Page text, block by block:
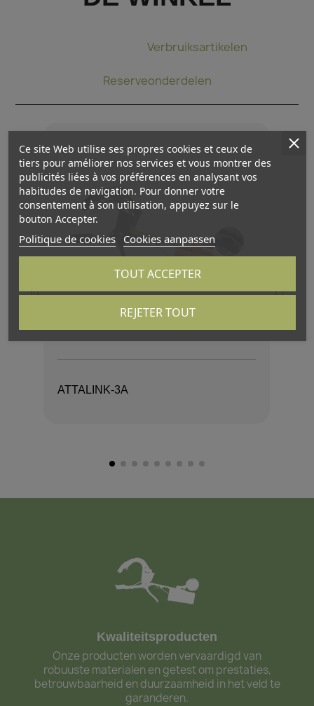
Verbruiksartikelen
Reserveonderdelen
ATTALINK-3A
Kwaliteitsproducten
Onze producten worden vervaardigd van
robuuste materialen en getest om prestaties,
betrouwbaarheid en duurzaamheid in het veld te
garanderen.
Ce site Web utilise ses propres cookies et ceux de
tiers pour améliorer nos services et vous montrer des
publicités liées à vos préférences en analysant vos
habitudes de navigation. Pour donner votre
consentement à son utilisation, appuyez sur le
bouton Accepter.
Politique de cookies Cookies aanpassen
REJETER TOUT
TOUT ACCEPTER